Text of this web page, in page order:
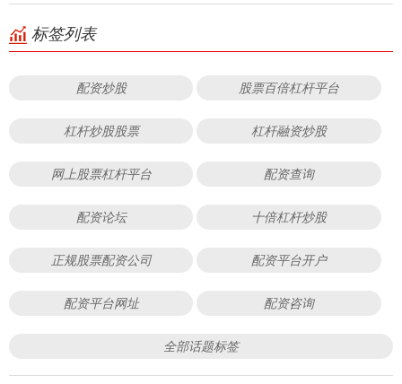
标签列表
配资炒股 股票百倍杠杆平台
杠杆炒股股票 杠杆融资炒股
网上股票杠杆平台 配资查询
配资论坛 十倍杠杆炒股
正规股票配资公司 配资平台开户
配资平台网址 配资咨询
全部话题标签